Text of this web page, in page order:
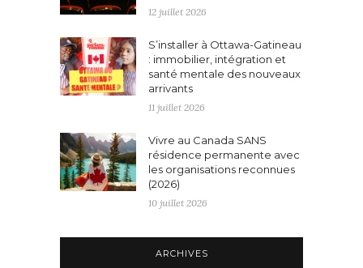
12 juillet 2026
S’installer à Ottawa-Gatineau
: immobilier, intégration et
santé mentale des nouveaux
arrivants
11 juillet 2026
Vivre au Canada SANS
résidence permanente avec
les organisations reconnues
(2026)
10 juillet 2026
ARCHIVES